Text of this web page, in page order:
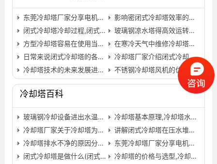
东莞冷却塔厂家分享电机电流过大的一些原因,东莞冷却塔…
影响密闭式冷却塔效率的因素有哪些
闭式冷却塔冷却过程,闭式冷却塔风机冷却风机…
玻璃钢凉水塔得高效运转，需具备这些前提,玻璃钢凉水塔型…
方型冷却塔容易在使用当中受到腐蚀损伤吗？ …
在寒冷天气中维修冷却塔注意事项
日常来说闭式冷却塔的各项维护难度并不大…
冷却塔厂家介绍闭式冷却塔换热管的选择,冷生产冷却塔的…
冷却塔技术的未来发展进程,冷却塔技术要求…
不锈钢冷却塔风机的优势与应用
冷却塔百科
玻璃钢冷却设备进出水温差控制标准(标准玻璃钢水箱设备)…
冷却塔基本原理,冷却塔水位控制的基本原理和部件…
冷却塔厂家关于冷却塔为什么会漂水？,冷却塔厂家排名…
讲解闭式冷却塔在压水堆核电站中的起到的作用…
冷却塔排水不净的原因分析,屋面冷却塔排水图片…
东莞冷却塔厂家分享电机噪音大的解决方法,东莞冷却塔生…
闭式冷却塔是做什么(闭式冷却塔厂家推荐)…
冷却塔的价格与选型,冷却塔价格估算